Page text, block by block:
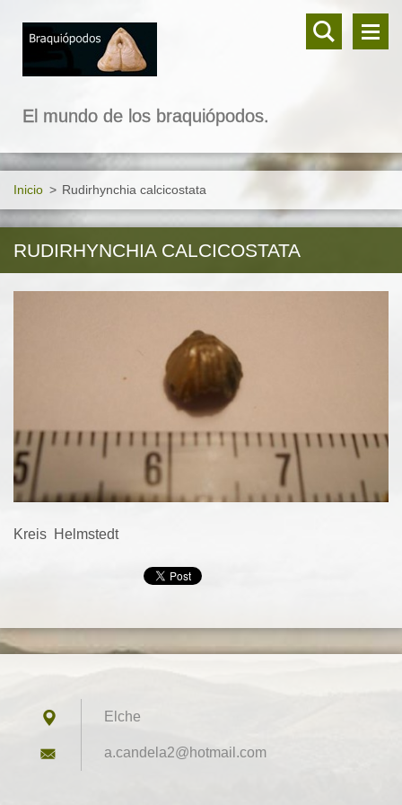
El mundo de los braquiópodos.
Inicio > Rudirhynchia calcicostata
RUDIRHYNCHIA CALCICOSTATA
Kreis Helmstedt
Elche
a.candel a2@hotmail.com